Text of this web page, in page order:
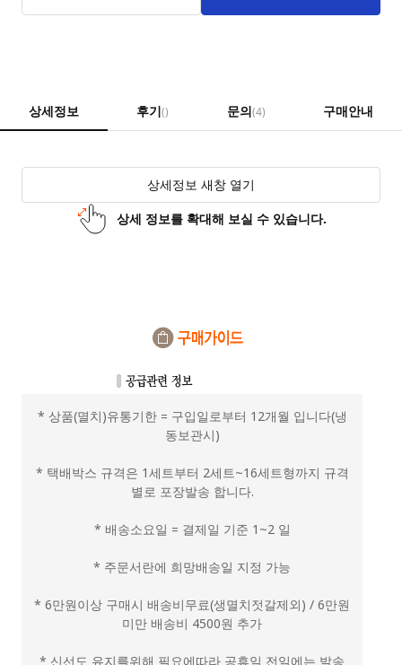
상세정보 후기() 문의(4) 구매안내
상세정보 새창 열기
상세 정보를 확대해 보실 수 있습니다.
* 상품(멸치)유통기한 = 구입일로부터 12개월 입니다(냉
동보관시)
* 택배박스 규격은 1세트부터 2세트~16세트형까지 규격
별로 포장발송 합니다.
* 배송소요일 = 결제일 기준 1~2 일
* 주문서란에 희망배송일 지정 가능
* 6만원이상 구매시 배송비무료(생멸치젓갈제외) / 6만원
미만 배송비 4500원 추가
* 신선도 유지를위해 필요에따라 공휴일 전일에는 발송